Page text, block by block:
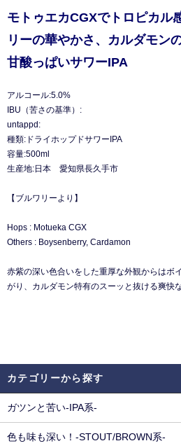
モトゥエカCGXでトロピカル
リーの華やかさ、カルダモン
甘酸っぱいサワーIPA
アルコール:5.0%
IBU（苦さの基準）:
untappd:
種類:ドライホップドサワーIPA
容量:500ml
生産地:日本 愛知県長久手市
【ブルワリーより】
Hops : Motueka CGX
Others : Boysenberry, Cardamon
赤紫の深い色合いをした重厚な外観からはボ
がり、カルダモン特有のスーッと抜ける爽快
カテゴリーから探す
ガツンと苦い-IPA系-
色も味も深い！-STOUT/BROWN系-